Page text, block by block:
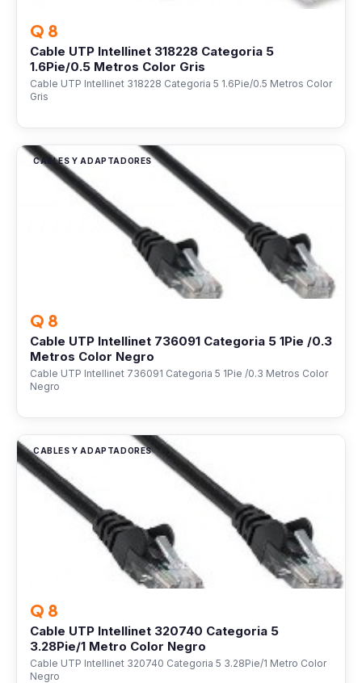
Q 8
Cable UTP Intellinet 318228 Categoria 5
1.6Pie/0.5 Metros Color Gris
Cable UTP Intellinet 318228 Categoria 5 1.6Pie/0.5 Metros Color
Gris
CABLES Y ADAPTADORES
Q 8
Cable UTP Intellinet 736091 Categoria 5 1Pie /0.3
Metros Color Negro
Cable UTP Intellinet 736091 Categoria 5 1Pie /0.3 Metros Color
Negro
CABLES Y ADAPTADORES
Q 8
Cable UTP Intellinet 320740 Categoria 5
3.28Pie/1 Metro Color Negro
Cable UTP Intellinet 320740 Categoria 5 3.28Pie/1 Metro Color
Negro